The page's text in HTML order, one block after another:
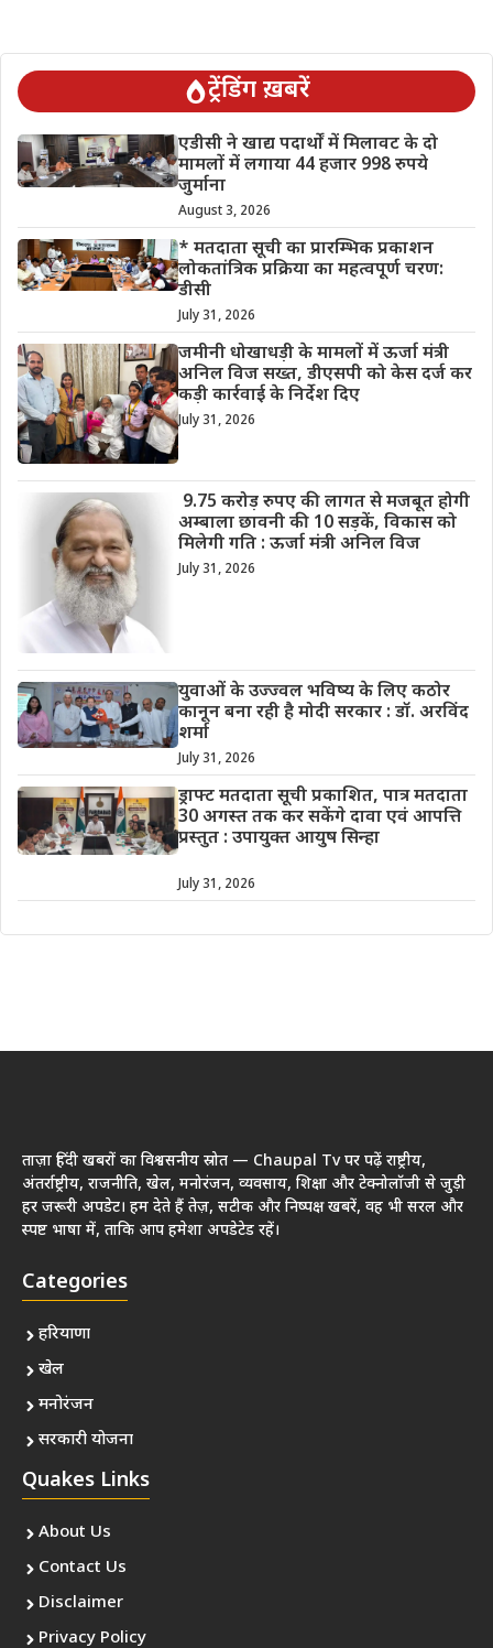
ट्रेंडिंग ख़बरें
एडीसी ने खाद्य पदार्थों में मिलावट के दो
मामलों में लगाया 44 हजार 998 रुपये
जुर्माना
August 3, 2026
* मतदाता सूची का प्रारम्भिक प्रकाशन
लोकतांत्रिक प्रक्रिया का महत्वपूर्ण चरण:
डीसी
July 31, 2026
जमीनी धोखाधड़ी के मामलों में ऊर्जा मंत्री
अनिल विज सख्त, डीएसपी को केस दर्ज कर
कड़ी कार्रवाई के निर्देश दिए
July 31, 2026
9.75 करोड़ रुपए की लागत से मजबूत होगी
अम्बाला छावनी की 10 सड़कें, विकास को
मिलेगी गति : ऊर्जा मंत्री अनिल विज
July 31, 2026
युवाओं के उज्ज्वल भविष्य के लिए कठोर
कानून बना रही है मोदी सरकार : डॉ. अरविंद
शर्मा
July 31, 2026
ड्राफ्ट मतदाता सूची प्रकाशित, पात्र मतदाता
30 अगस्त तक कर सकेंगे दावा एवं आपत्ति
प्रस्तुत : उपायुक्त आयुष सिन्हा
July 31, 2026
ताज़ा हिंदी खबरों का विश्वसनीय स्रोत — Chaupal Tv पर पढ़ें राष्ट्रीय,
अंतर्राष्ट्रीय, राजनीति, खेल, मनोरंजन, व्यवसाय, शिक्षा और टेक्नोलॉजी से जुड़ी
हर जरूरी अपडेट। हम देते हैं तेज़, सटीक और निष्पक्ष खबरें, वह भी सरल और
स्पष्ट भाषा में, ताकि आप हमेशा अपडेटेड रहें।
Categories
हरियाणा
खेल
मनोरंजन
सरकारी योजना
Quakes Links
About Us
Contact Us
Disclaimer
Privacy Policy